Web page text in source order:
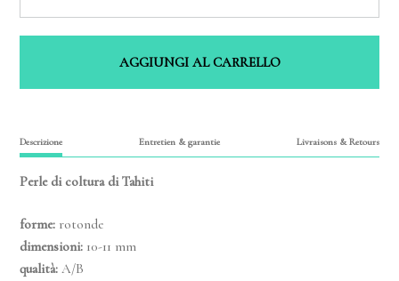
AGGIUNGI AL CARRELLO
Descrizione Entretien & garantie Livraisons & Retours
Perle di coltura di Tahiti
forme: rotonde
dimensioni: 10-11 mm
qualità: A/B